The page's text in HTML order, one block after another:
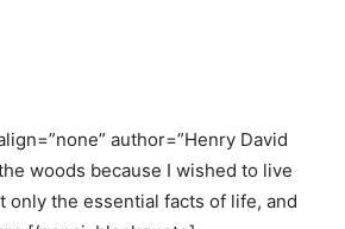
author=”Henry David
woods because I wished to live
only the essential facts of life, and